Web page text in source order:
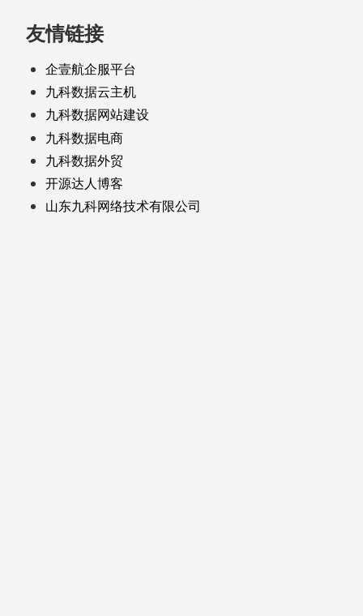
友情链接
企壹航企服平台
九科数据云主机
九科数据网站建设
九科数据电商
九科数据外贸
开源达人博客
山东九科网络技术有限公司